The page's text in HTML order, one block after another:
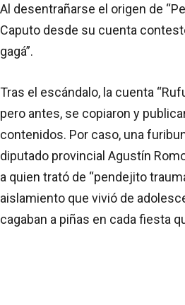
Al desentrañarse el origen de
Caputo desde su cuenta
gagá”.
Tras el escándalo, la cuenta
pero antes, se copiaron y
contenidos. Por caso, una
diputado provincial Agustín
a quien trató de “pendejito
aislamiento que vivió de
cagaban a piñas en cada fiesta